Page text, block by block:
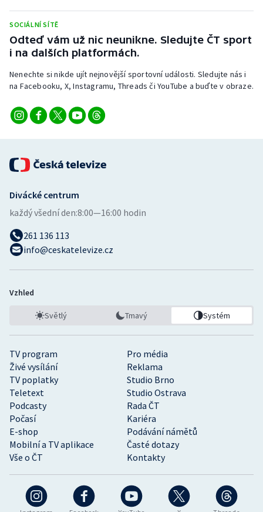
Triatlon
Veslování
Vodní slalom
Volejbal
SOCIÁLNÍ SÍTĚ
Odteď vám už nic neunikne. Sledujte ČT sport
i na dalších platformách.
Nenechte si nikde ujít nejnovější sportovní události. Sledujte nás i
na Facebooku, X, Instagramu, Threads či YouTube a buďte v obraze.
TV program
Pro média
Živé vysílání
Reklama
TV poplatky
Studio Brno
Teletext
Studio Ostrava
Podcasty
Rada ČT
Počasí
Kariéra
E-shop
Podávání námětů
Mobilní a TV aplikace
Časté dotazy
Vše o ČT
Kontakty
Divácké centrum
každý všední den:8:00—16:00 hodin
261 136 113
info@ceskatelevize.cz
Vzhled
Světlý Tmavý Systém